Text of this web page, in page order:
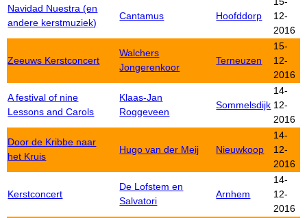
Navidad Nuestra (en
andere kerstmuziek)
Cantamus Hoofddorp
12-
2016
Zeeuws Kerstconcert
Walchers
Jongerenkoor
Terneuzen
15-
12-
2016
A festival of nine
Lessons and Carols
Klaas-Jan
Roggeveen
Sommelsdijk
14-
12-
2016
Door de Kribbe naar
het Kruis
Hugo van der Meij Nieuwkoop
14-
12-
2016
Kerstconcert
De Lofstem en
Salvatori
Arnhem
14-
12-
2016